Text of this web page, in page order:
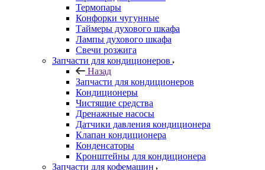
Термопары
Конфорки чугунные
Таймеры духового шкафа
Лампы духового шкафа
Свечи розжига
Запчасти для кондиционеров
Назад
Запчасти для кондиционеров
Кондиционеры
Чистящие средства
Дренажные насосы
Датчики давления кондиционера
Клапан кондиционера
Конденсаторы
Кронштейны для кондиционера
Запчасти для кофемашин